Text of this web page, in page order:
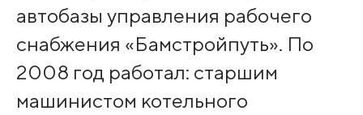
автобазы управления рабочего
снабжения «Бамстройпуть». По
2008 год работал: старшим
машинистом котельного